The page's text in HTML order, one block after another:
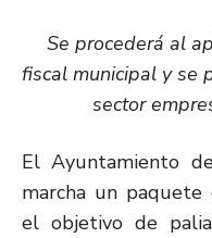
Se procederá al
fiscal municipal y se
sector
El Ayuntamiento
marcha un paquete
el objetivo de